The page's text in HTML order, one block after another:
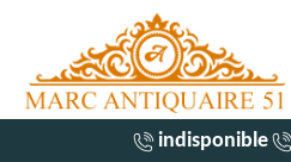
indisponible